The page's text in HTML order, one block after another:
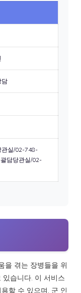
담
관실/02-748-
담당관실/02-
을 겪는 장병들을 위
있습니다. 이 서비스
할 수 있으며, 군 인